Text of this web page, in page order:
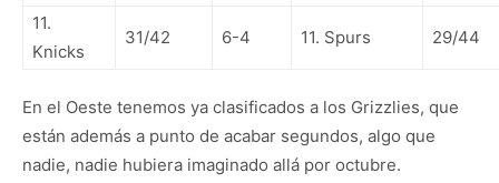
11.
Knicks
31/42 6-4 11. Spurs 29/44
En el Oeste tenemos ya clasificados a los Grizzlies, que
están además a punto de acabar segundos, algo que
nadie, nadie hubiera imaginado allá por octubre.